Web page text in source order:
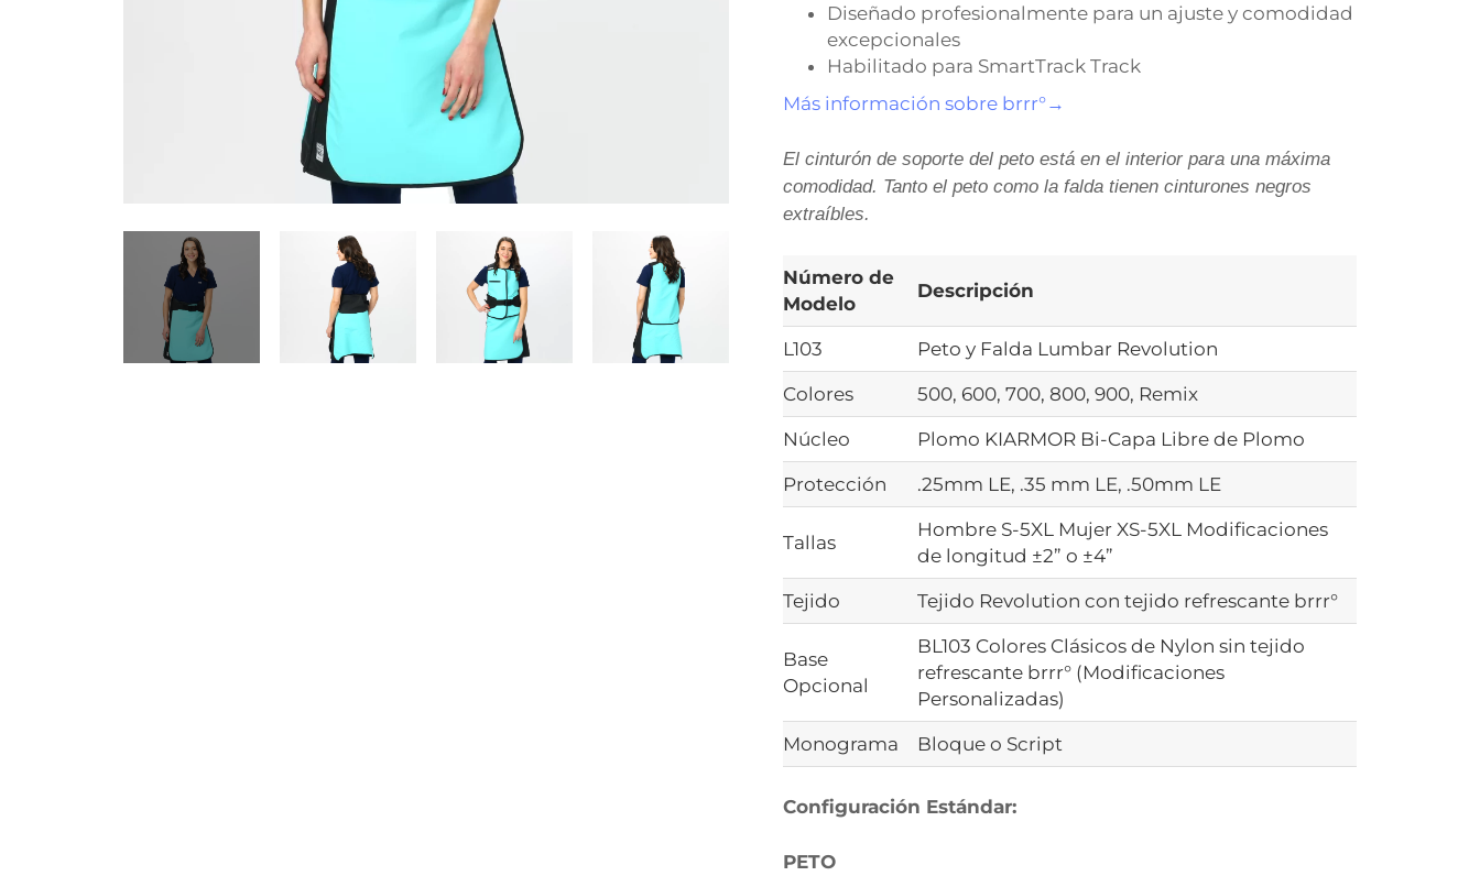
Diseñado profesionalmente para un ajuste y comodidad
excepcionales
Habilitado para SmartTrack Track
Más información sobre brrr°→
El cinturón de soporte del peto está en el interior para una máxima
comodidad. Tanto el peto como la falda tienen cinturones negros
extraíbles.
Número de
Modelo
Descripción
L103 Peto y Falda Lumbar Revolution
Colores 500, 600, 700, 800, 900, Remix
Núcleo Plomo KIARMOR Bi-Capa Libre de Plomo
Protección .25mm LE, .35 mm LE, .50mm LE
Tallas
Hombre S-5XL Mujer XS-5XL Modificaciones
de longitud ±2” o ±4”
Tejido Tejido Revolution con tejido refrescante brrr°
Base
Opcional
BL103 Colores Clásicos de Nylon sin tejido
refrescante brrr° (Modificaciones
Personalizadas)
Monograma Bloque o Script
Configuración Estándar:
PETO